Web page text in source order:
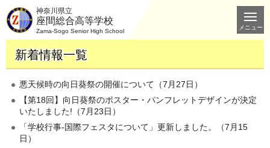
神奈川県立
座間総合高等学校
Zama-Sogo Senior High School
メニュー
新着情報一覧
悪天候時の向日葵祭の開催について（7月27日）
【第18回】向日葵祭のポスター・パンフレットデザインが決定
いたしました!（7月23日）
「学校行事-国際フェスタについて」更新しました。（7月15
日）